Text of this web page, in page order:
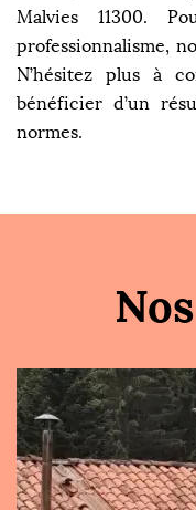
Malvies 11300.
professionnalisme,
N’hésitez plus à
bénéficier d’un
normes.